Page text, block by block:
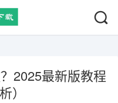
2025最新版教程
）